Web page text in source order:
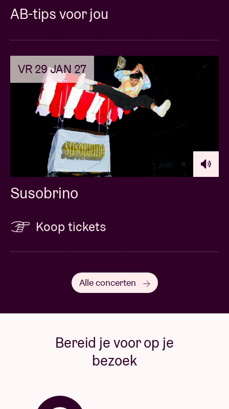
AB-tips voor jou
VR 29 JAN 27
Susobrino
Koop tickets
Alle concerten
Bereid je voor op je
bezoek